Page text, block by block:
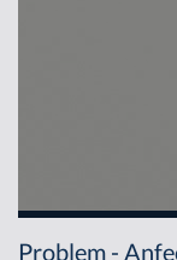
Problem -